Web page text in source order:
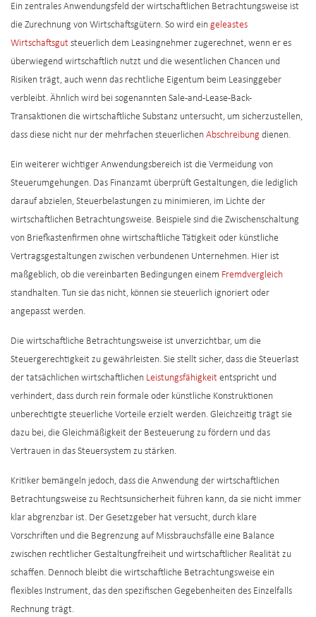
Ein zentrales Anwendungsfeld der wirtschaftlichen Betrachtungsweise ist
die Zurechnung von Wirtschaftsgütern. So wird ein geleastes
Wirtschaftsgut steuerlich dem Leasingnehmer zugerechnet, wenn er es
überwiegend wirtschaftlich nutzt und die wesentlichen Chancen und
Risiken trägt, auch wenn das rechtliche Eigentum beim Leasinggeber
verbleibt. Ähnlich wird bei sogenannten Sale-and-Lease-Back-
Transaktionen die wirtschaftliche Substanz untersucht, um sicherzustellen,
dass diese nicht nur der mehrfachen steuerlichen Abschreibung dienen.
Ein weiterer wichtiger Anwendungsbereich ist die Vermeidung von
Steuerumgehungen. Das Finanzamt überprüft Gestaltungen, die lediglich
darauf abzielen, Steuerbelastungen zu minimieren, im Lichte der
wirtschaftlichen Betrachtungsweise. Beispiele sind die Zwischenschaltung
von Briefkastenfirmen ohne wirtschaftliche Tätigkeit oder künstliche
Vertragsgestaltungen zwischen verbundenen Unternehmen. Hier ist
maßgeblich, ob die vereinbarten Bedingungen einem Fremdvergleich
standhalten. Tun sie das nicht, können sie steuerlich ignoriert oder
angepasst werden.
Die wirtschaftliche Betrachtungsweise ist unverzichtbar, um die
Steuergerechtigkeit zu gewährleisten. Sie stellt sicher, dass die Steuerlast
der tatsächlichen wirtschaftlichen Leistungsfähigkeit entspricht und
verhindert, dass durch rein formale oder künstliche Konstruktionen
unberechtigte steuerliche Vorteile erzielt werden. Gleichzeitig trägt sie
dazu bei, die Gleichmäßigkeit der Besteuerung zu fördern und das
Vertrauen in das Steuersystem zu stärken.
Kritiker bemängeln jedoch, dass die Anwendung der wirtschaftlichen
Betrachtungsweise zu Rechtsunsicherheit führen kann, da sie nicht immer
klar abgrenzbar ist. Der Gesetzgeber hat versucht, durch klare
Vorschriften und die Begrenzung auf Missbrauchsfälle eine Balance
zwischen rechtlicher Gestaltungfreiheit und wirtschaftlicher Realität zu
schaffen. Dennoch bleibt die wirtschaftliche Betrachtungsweise ein
flexibles Instrument, das den spezifischen Gegebenheiten des Einzelfalls
Rechnung trägt.